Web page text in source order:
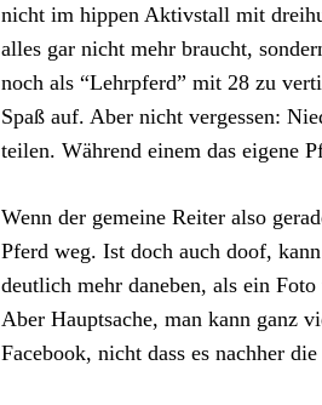
nicht im hippen Aktivstall mit
alles gar nicht mehr braucht,
noch als “Lehrpferd” mit 28 zu
Spaß auf. Aber nicht vergessen:
teilen. Während einem das eigene
Wenn der gemeine Reiter also
Pferd weg. Ist doch auch doof,
deutlich mehr daneben, als ein
Aber Hauptsache, man kann ganz
Facebook, nicht dass es nachher